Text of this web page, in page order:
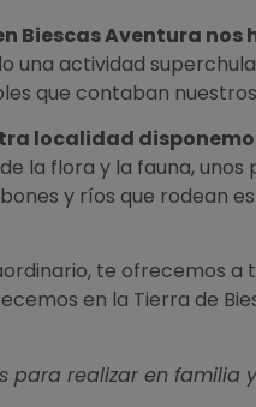
Biescas Aventura
una actividad
que contaban
localidad
de la flora y la fauna,
y ríos que rodean
te ofrecemos a
en la Tierra de
para realizar en